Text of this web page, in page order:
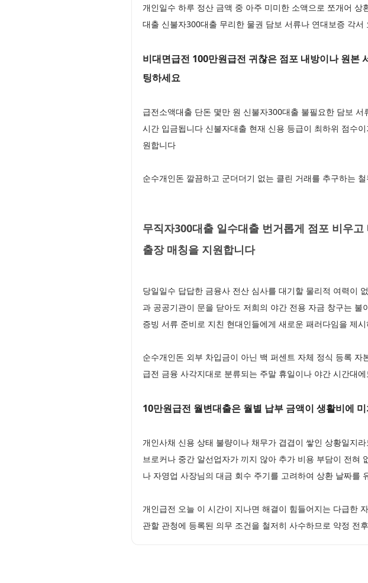
개인일수 하루 정산 금액 중 아주 미미한 소액으로 쪼개어
대출 신불자300대출 무리한 물권 담보 서류나 연대보증 각
비대면급전 100만원급전 귀찮은 점포 내방이나 원본
팅하세요
급전소액대출 단돈 몇만 원 신불자300대출 불필요한 담보
시간 입금됩니다 신불자대출 현재 신용 등급이 최하위 점수
원합니다
순수개인돈 깔끔하고 군더더기 없는 클린 거래를 추구하는
무직자300대출 일수대출 번거롭게 점포 비우
출장 매칭을 지원합니다
당일일수 답답한 금융사 전산 심사를 대기할 물리적 여력이
과 공공기관이 문을 닫아도 저희의 야간 전용 자금 창구는
증빙 서류 준비로 지친 현대인들에게 새로운 패러다임을 제
순수개인돈 외부 차입금이 아닌 백 퍼센트 자체 정식 등록
급전 금융 사각지대로 분류되는 주말 휴일이나 야간 시간대
10만원급전 월변대출은 월별 납부 금액이 생활비에
개인사채 신용 상태 불량이나 채무가 겹겹이 쌓인 상황일지
브로커나 중간 알선업자가 끼지 않아 추가 비용 부담이 전혀
나 자영업 사장님의 대금 회수 주기를 고려하여 상환 날짜를
개인급전 오늘 이 시간이 지나면 해결이 힘들어지는 다급한
관할 관청에 등록된 의무 조건을 철저히 사수하므로 약정 전